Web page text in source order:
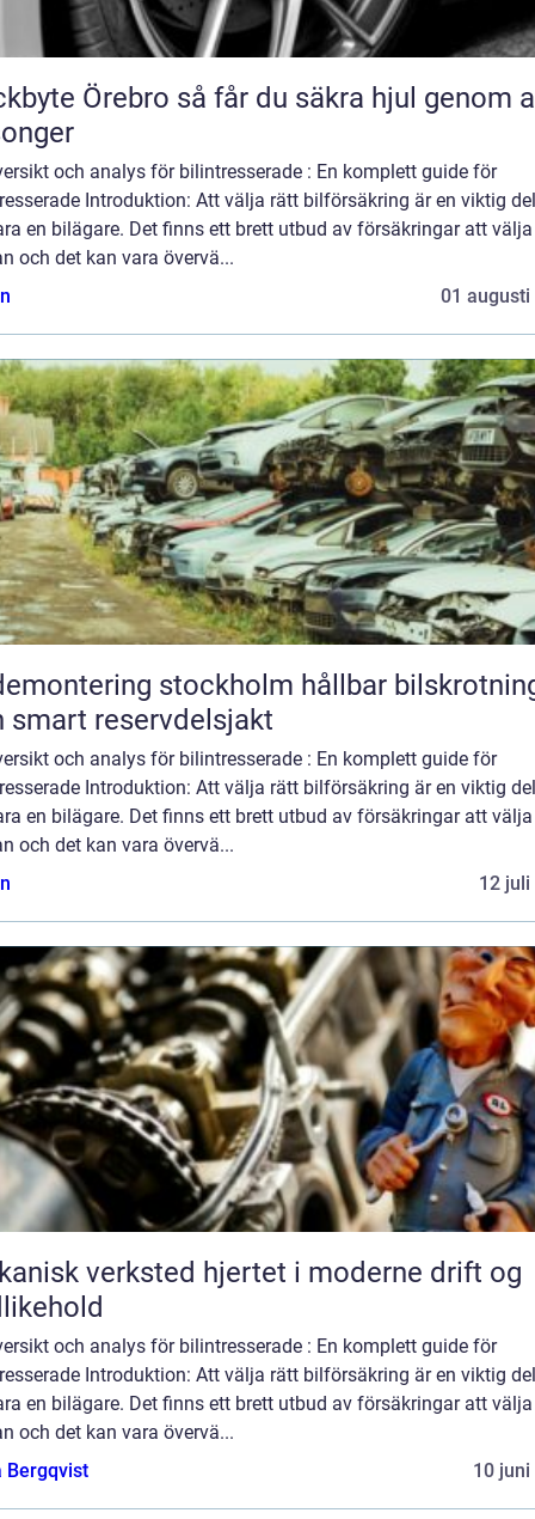
så får du säkra hjul genom alla
och analys för bilintresserade : En komplett guide för
Introduktion: Att välja rätt bilförsäkring är en viktig
en bilägare. Det finns ett brett utbud av försäkringar att välja
och det kan vara övervä...
01 augusti
stockholm hållbar bilskrotning
smart reservdelsjakt
och analys för bilintresserade : En komplett guide för
Introduktion: Att välja rätt bilförsäkring är en viktig
en bilägare. Det finns ett brett utbud av försäkringar att välja
och det kan vara övervä...
12 juli
verksted hjertet i moderne drift og
och analys för bilintresserade : En komplett guide för
Introduktion: Att välja rätt bilförsäkring är en viktig
en bilägare. Det finns ett brett utbud av försäkringar att välja
och det kan vara övervä...
Bergqvist
10 juni